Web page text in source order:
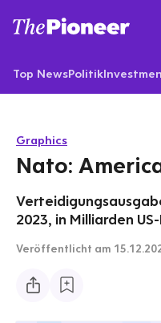
Top NewsPolitik
Graphics
Nato:
2023, in Milliarden
Veröffentlicht am